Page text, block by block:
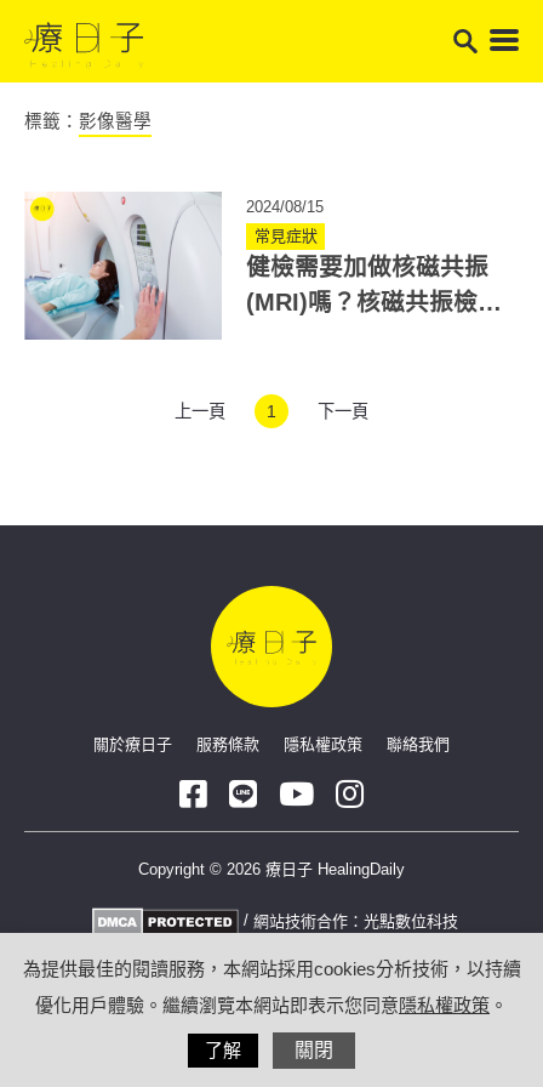
標籤： 影像醫學
2024/08/15
常見症狀
健檢需要加做核磁共振
(MRI)嗎？核磁共振檢查
上一頁 1 下一頁
關於療日子 服務條款 隱私權政策 聯絡我們
Copyright © 2026 療日子 HealingDaily
/ 網站技術合作： 光點數位科技
為提供最佳的閱讀服務，本網站採用cookies分析技術，以持續
優化用戶體驗。繼續瀏覽本網站即表示您同意隱私權政策 。
了解 關閉